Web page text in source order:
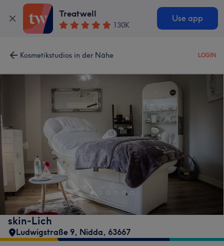
Treatwell
130K
Use app
Kosmetikstudios in der Nähe LOGIN
skin-Lich
Ludwigstraße 9, Nidda, 63667